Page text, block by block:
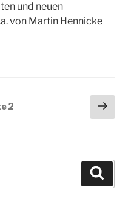
und neuen
von Martin Hennicke
2